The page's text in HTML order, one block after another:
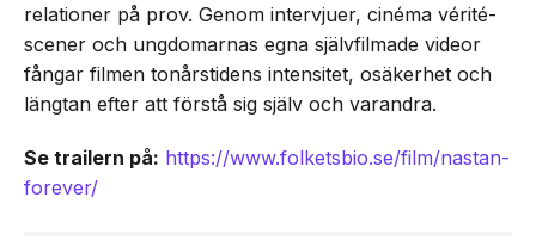
relationer på prov. Genom intervjuer, cinéma vérité-
scener och ungdomarnas egna självfilmade videor
fångar filmen tonårstidens intensitet, osäkerhet och
längtan efter att förstå sig själv och varandra.
Se trailern på: https://www.folketsbio.se/film/nastan-
forever/